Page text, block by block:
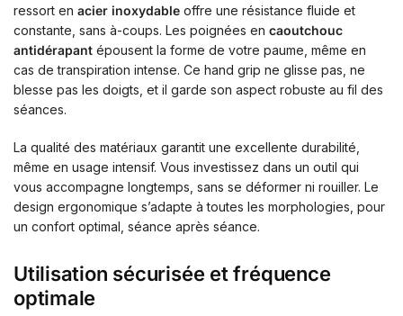
ressort en acier inoxydable offre une résistance fluide et
constante, sans à-coups. Les poignées en caoutchouc
antidérapant épousent la forme de votre paume, même en
cas de transpiration intense. Ce hand grip ne glisse pas, ne
blesse pas les doigts, et il garde son aspect robuste au fil des
séances.
La qualité des matériaux garantit une excellente durabilité,
même en usage intensif. Vous investissez dans un outil qui
vous accompagne longtemps, sans se déformer ni rouiller. Le
design ergonomique s’adapte à toutes les morphologies, pour
un confort optimal, séance après séance.
Utilisation sécurisée et fréquence
optimale